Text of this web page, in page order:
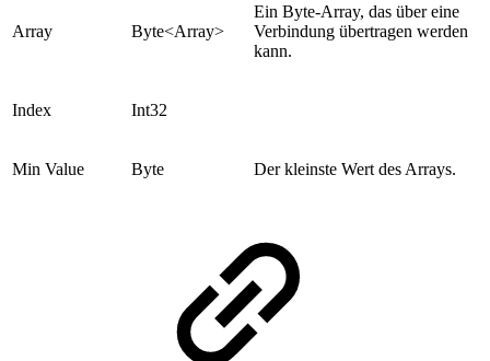
Array Byte<Array>
Ein Byte-Array, das über eine
Verbindung übertragen werden
kann.
Index Int32
Min Value Byte Der kleinste Wert des Arrays.